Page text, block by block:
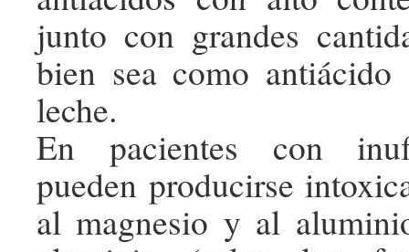
junto con grandes
bien sea como
leche.
En pacientes con
pueden producirse
al magnesio y al